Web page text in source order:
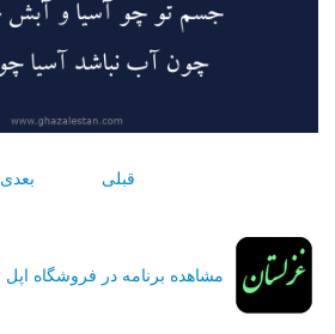
قبلی بعدی
مشاهده برنامه در فروشگاه اپل